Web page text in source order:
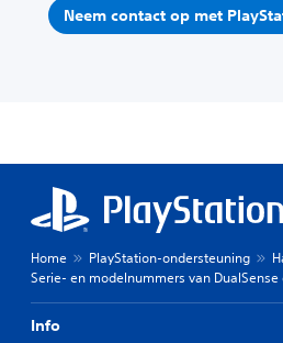
Neem contact op met
Home PlayStation-ondersteuning
Serie- en modelnummers van
Info